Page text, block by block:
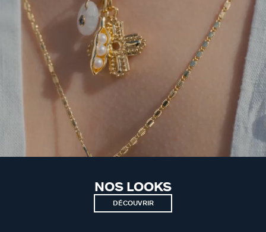
NOS LOOKS
DÉCOUVRIR